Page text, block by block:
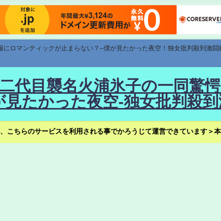
ロマンティックが止まらない？--僕が見たかった夜空！独女批判殺到激
代目襲名火浦氷子の一同驚
たかった夜空-独女批判殺
こちらのサービスを利用される事でかろうじて運営できています＞